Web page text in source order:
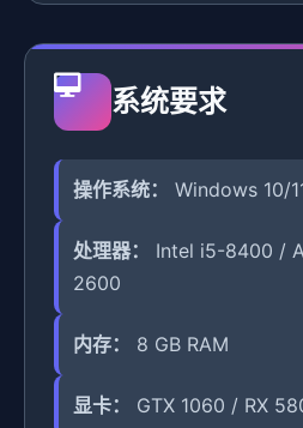
系统要求
操作系统： Windows 10/
处理器：
Intel i5-8400 /
2600
内存： 8 GB RAM
显卡： GTX 1060 / RX